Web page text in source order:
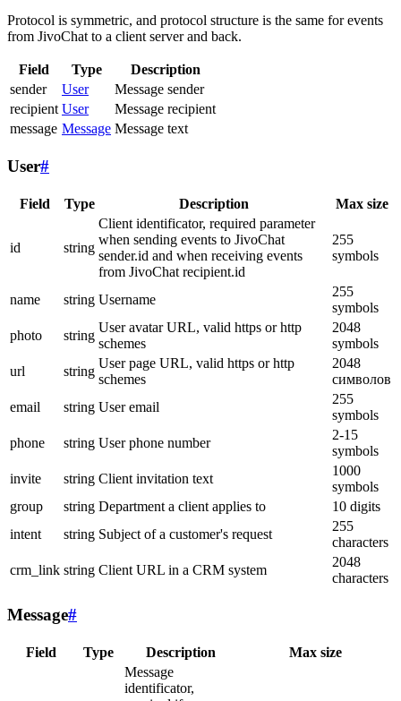
Protocol is symmetric, and protocol structure is the same for events
from JivoChat to a client server and back.
Field Type
Description
sender
User
Message sender
recipient User
Message recipient
message Message Message text
User#
Field Type Description Max size
id string
Client identificator, required parameter
when sending events to JivoChat
sender.id and when receiving events
from JivoChat recipient.id
255
symbols
name string Username
255
symbols
photo
string
User avatar URL, valid https or http
schemes
2048
symbols
url
string
User page URL, valid https or http
schemes
2048
символов
email
string User email
255
symbols
phone
string User phone number
2-15
symbols
invite
string Client invitation text
1000
symbols
group
string Department a client applies to
10 digits
intent
string Subject of a customer's request
255
characters
crm_link string Client URL in a CRM system
2048
characters
Message#
Field Type Description Max size
Message
identificator,